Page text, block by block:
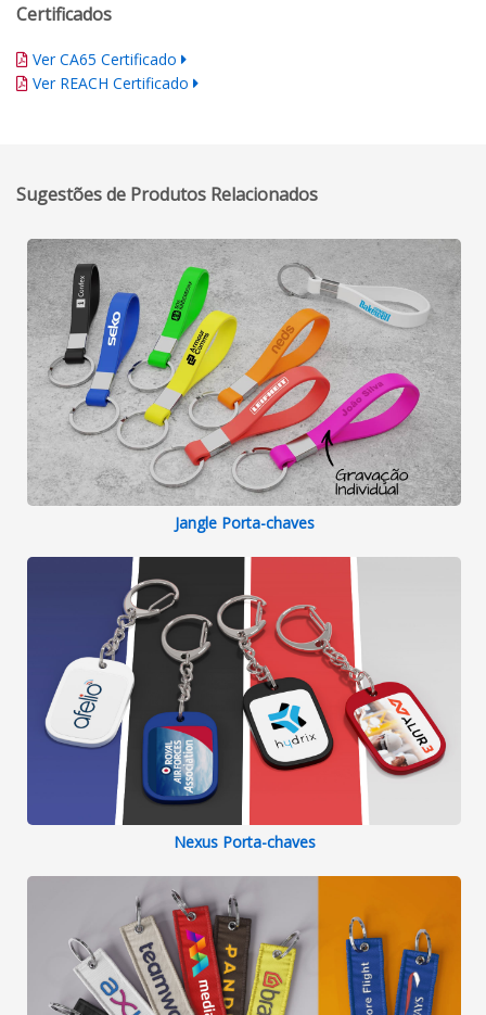
Certificados
Ver CA65 Certificado
Ver REACH Certificado
Sugestões de Produtos Relacionados
Jangle Porta-chaves
Nexus Porta-chaves